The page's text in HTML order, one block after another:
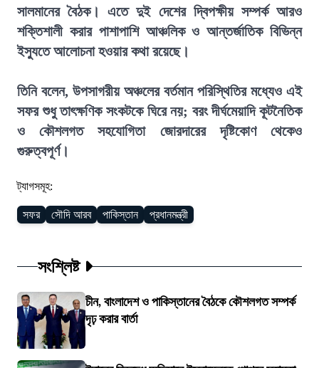
সালমানের বৈঠক। এতে দুই দেশের দ্বিপক্ষীয় সম্পর্ক আরও
শক্তিশালী করার পাশাপাশি আঞ্চলিক ও আন্তর্জাতিক বিভিন্ন
ইস্যুতে আলোচনা হওয়ার কথা রয়েছে।
তিনি বলেন, উপসাগরীয় অঞ্চলের বর্তমান পরিস্থিতির মধ্যেও এই
সফর শুধু তাৎক্ষণিক সংকটকে ঘিরে নয়; বরং দীর্ঘমেয়াদি কূটনৈতিক
ও কৌশলগত সহযোগিতা জোরদারের দৃষ্টিকোণ থেকেও
গুরুত্বপূর্ণ।
ট্যাগসমূহ:
সফর সৌদি আরব পাকিস্তান প্রধানমন্ত্রী
সংশ্লিষ্ট
চীন, বাংলাদেশ ও পাকিস্তানের বৈঠকে কৌশলগত সম্পর্ক
দৃঢ় করার বার্তা